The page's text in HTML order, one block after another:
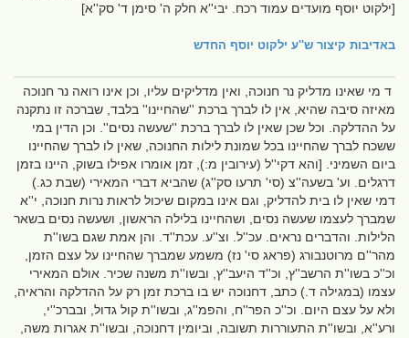
[ילקוט יוסף מועדים עמוד רכח. יבי''א חלק ה' סימן ד' סק''א]
באדיבות קיצור ש''ע ילקוט יוסף החדש
ד מי שאינו מדליק נר חנוכה, ואין מדליקים עליו, וכן אינו רואה נר חנוכה
מאיזה סיבה שהיא, אין לו לברך ברכת ''שהחיינו'' בלבד, שברכה זו נתקנה
על ההדלקה. וכל שכן שאין לו לברך ברכת ''שעשה נסים''. וכן הדין במי
ששכח לברך שהחיינו בכל שמונת לילות החנוכה, שאין לו לברך שהחיינו
ביום השמיני. [והא דקי''ל (עירובין מ:), זמן אומרו אפילו בשוק, היינו בזמן
דרגלים. וע' בשעה''צ (סי' תרעו סק''ג) שהביא דברי המאירי (שבת כג.)
דמי שאין לו בית להדליק, וגם אינו במקום שיכול לראות נרות חנוכה, י''א
שמברך לעצמו שעשה נסים, ושהחיינו בלילה הראשון, ושעשה נסים בשאר
הלילות. והדברים נראים. עכ''ל. וצ''ע. עכת''ד. והן אמת שגם בשו''ת
מהר''ם מרוטנבורג (פראג סי' נז) משמע שמברך שהחיינו על עצם הזמן,
וכ''כ בשו''ת הרשב''ץ, וכ''ד היעב''ץ, ובשו''ת משנה שכיר. אולם המאירי
עצמו (במגילה ד.) כתב, דחנוכה יש בו ברכת זמן רק על ההדלקה והראיה,
ולא על עצם היום. וכ''כ הפר''ח, והפמ''ג, ובשו''ת קול גדול, ובברכ''י,
ורע''א, ובשו''ת התעוררות תשובה, וביומין דחנוכה, ובשו''ת אגרות משה,